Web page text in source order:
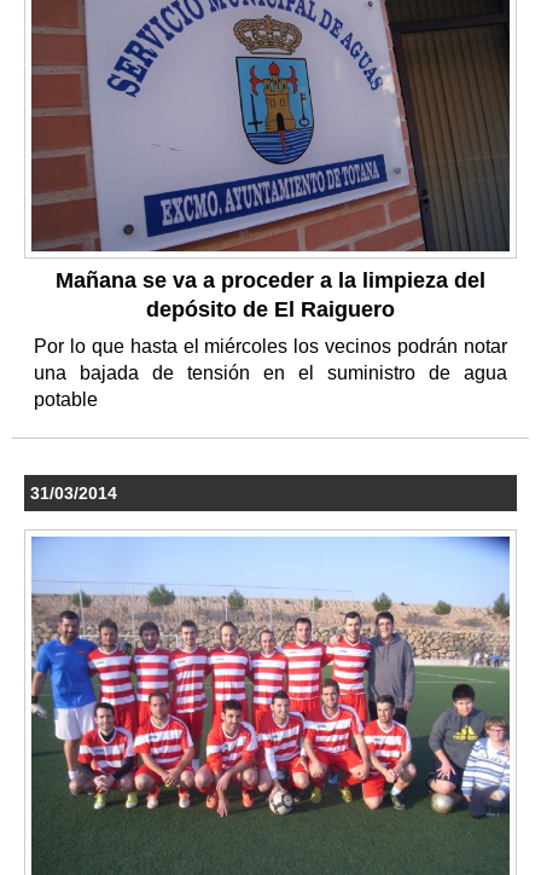
Mañana se va a proceder a la limpieza del
depósito de El Raiguero
Por lo que hasta el miércoles los vecinos podrán notar
una bajada de tensión en el suministro de agua
potable
31/03/2014